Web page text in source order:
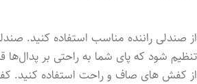
از صندلی راننده مناسب استفاده کنید.
تنظیم شود که پای شما به راحتی بر پدال‌ها
از کفش‌ های صاف و راحت استفاده کنید.